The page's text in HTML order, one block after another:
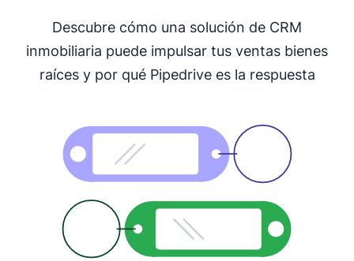
Descubre cómo una solución de CRM
inmobiliaria puede impulsar tus ventas bienes
raíces y por qué Pipedrive es la respuesta